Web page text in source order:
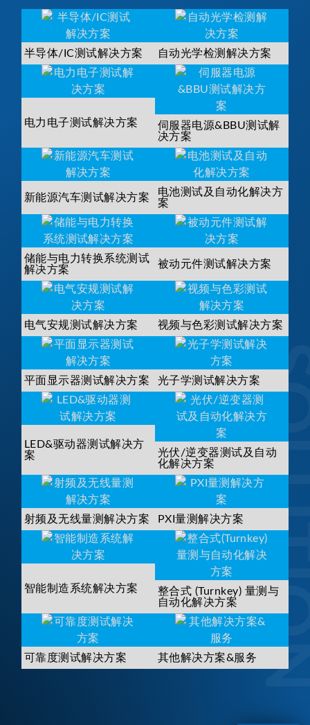
半导体/IC测试解决方案 自动光学检测解决方案
电力电子测试解决方案
伺服器电源&BBU测试解
决方案
新能源汽车测试解决方案
电池测试及自动化解决方
案
储能与电力转换系统测试
解决方案
被动元件测试解决方案
电气安规测试解决方案 视频与色彩测试解决方案
平面显示器测试解决方案 光子学测试解决方案
LED&驱动器测试解决方
案
光伏/逆变器测试及自动
化解决方案
射频及无线量测解决方案 PXI量测解决方案
智能制造系统解决方案
整合式 (Turnkey) 量测与
自动化解决方案
可靠度测试解决方案 其他解决方案&服务